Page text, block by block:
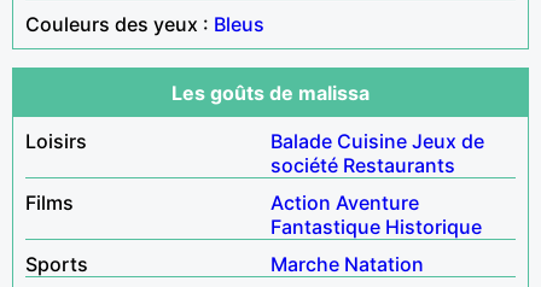
Couleurs des yeux : Bleus
Les goûts de malissa
Loisirs
Balade Cuisine Jeux de
société Restaurants
Films
Action Aventure
Fantastique Historique
Sports
Marche Natation